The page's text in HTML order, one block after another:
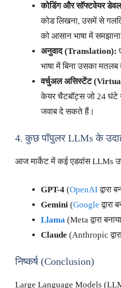
कोडिंग और सॉफ्टवेयर
कोड लिखना, उसमें से
को आसान भाषा में
अनुवाद (Translation):
भाषा में बिना उसका
वर्चुअल असिस्टेंट
केयर चैटबॉट्स जो 24 घंटे
जवाब दे सकते हैं।
4. कुछ पॉपुलर LLMs के
आज मार्केट में कई एडवांस LLMs
GPT-4 (OpenAI द्वारा
Gemini (Google द्वारा
Llama (Meta द्वारा
Claude (Anthropic
निष्कर्ष (Conclusion)
Large Language Models